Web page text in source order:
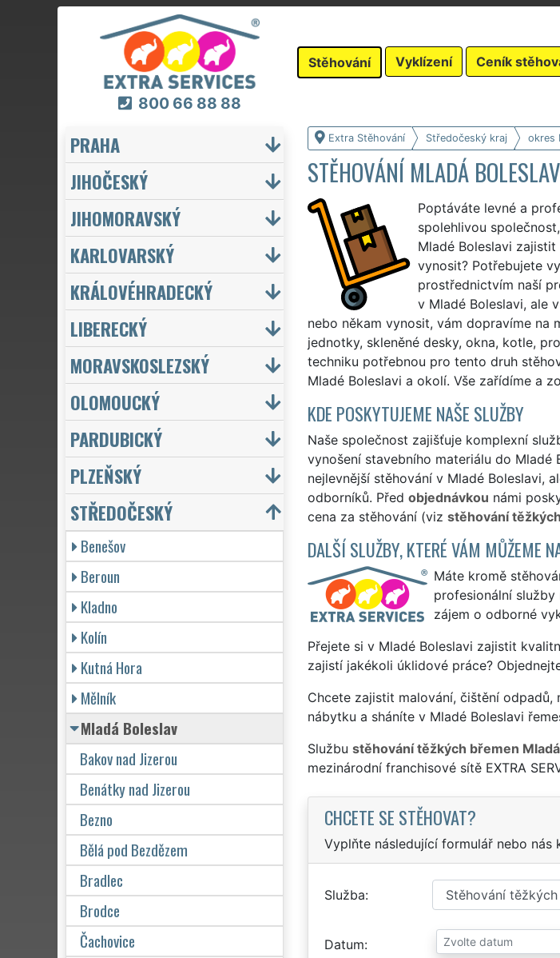
800 66 88 88
Stěhování Vyklízení Ceník
Extra Stěhování Středočeský kraj okres
STĚHOVÁNÍ MLADÁ
Poptáváte levné a
spolehlivou
Mladé Boleslavi
vynosit? Potřebujete
prostřednictvím naší
v Mladé Boleslavi, ale
nebo někam vynosit, vám dopravíme na
jednotky, skleněné desky, okna, kotle,
techniku potřebnou pro tento druh
Mladé Boleslavi a okolí. Vše zařídíme a
KDE POSKYTUJEME NAŠE SLUŽBY
Naše společnost zajišťuje komplexní
vynošení stavebního materiálu do Mladé
nejlevnější stěhování v Mladé Boleslavi,
odborníků. Před objednávkou námi
cena za stěhování (viz stěhování
DALŠÍ SLUŽBY, KTERÉ VÁM MŮŽEME
Máte kromě
profesionální služby
zájem o odborné
Přejete si v Mladé Boleslavi zajistit
zajistí jakékoli úklidové práce?
Chcete zajistit malování, čištění
nábytku a sháníte v Mladé Boleslavi
Službu stěhování těžkých břemen
mezinárodní franchisové sítě EXTRA
CHCETE SE STĚHOVAT?
Vyplňte následující formulář nebo nás
Služba
Datum
PRAHA
JIHOČESKÝ
JIHOMORAVSKÝ
KARLOVARSKÝ
KRÁLOVÉHRADECKÝ
LIBERECKÝ
MORAVSKOSLEZSKÝ
OLOMOUCKÝ
PARDUBICKÝ
PLZEŇSKÝ
STŘEDOČESKÝ
Benešov
Beroun
Kladno
Kolín
Kutná Hora
Mělník
Mladá Boleslav
Bakov nad Jizerou
Benátky nad Jizerou
Bezno
Bělá pod Bezdězem
Bradlec
Brodce
Čachovice